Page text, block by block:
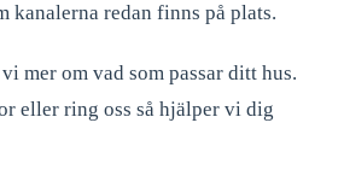
kanalerna redan finns på plats.
mer om vad som passar ditt hus.
eller ring oss så hjälper vi dig